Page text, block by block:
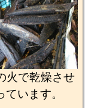
火で乾燥させ
います。